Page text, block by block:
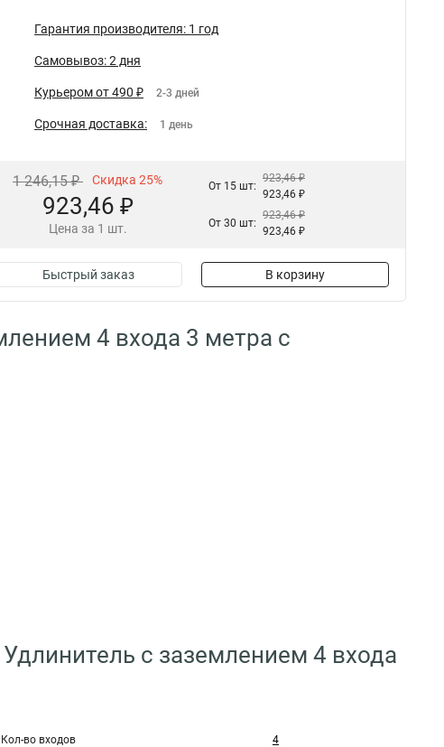
Гарантия производителя: 1 год
Самовывоз: 2 дня
Курьером от 490 ₽ 2-3 дней
Срочная доставка: 1 день
1 246,15 ₽ Скидка 25%
923,46 ₽
Цена за 1 шт.
От 15 шт:
923,46 ₽
923,46 ₽
От 30 шт:
923,46 ₽
923,46 ₽
Быстрый заказ В корзину
4 входа 3 метра с
с заземлением 4 входа
Кол-во входов 4